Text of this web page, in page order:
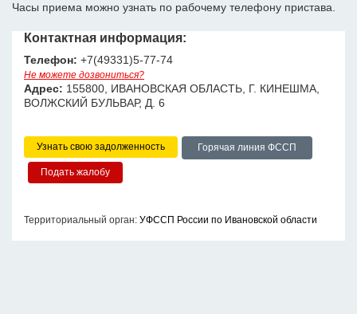
Часы приема можно узнать по рабочему телефону пристава.
Контактная информация:
Телефон: +7(49331)5-77-74
Не можете дозвониться?
Адрес: 155800, ИВАНОВСКАЯ ОБЛАСТЬ, Г. КИНЕШМА,
ВОЛЖСКИЙ БУЛЬВАР, Д. 6
Узнать свою задолженность Горячая линия ФССП
Территориальный орган: УФССП России по Ивановской области